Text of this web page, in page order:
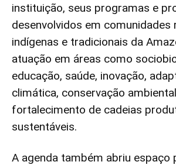
instituição, seus programas e
desenvolvidos em comunidades
indígenas e tradicionais da
atuação em áreas como
educação, saúde, inovação,
climática, conservação
fortalecimento de cadeias
sustentáveis.
A agenda também abriu espaço